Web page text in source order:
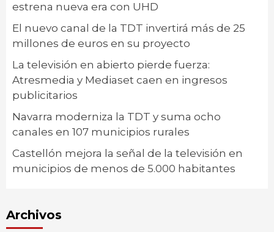
estrena nueva era con UHD
El nuevo canal de la TDT invertirá más de 25
millones de euros en su proyecto
La televisión en abierto pierde fuerza:
Atresmedia y Mediaset caen en ingresos
publicitarios
Navarra moderniza la TDT y suma ocho
canales en 107 municipios rurales
Castellón mejora la señal de la televisión en
municipios de menos de 5.000 habitantes
Archivos